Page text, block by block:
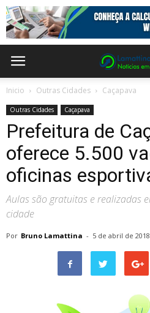
Inicio Outras Cidades Caçapava
Outras Cidades Caçapava
Prefeitura de
oferece 5.500
oficinas
Aulas são gratuitas e realizadas
cidade
Por Bruno Lamattina - 5 de abril de 2018